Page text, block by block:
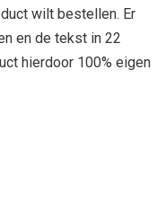
wilt bestellen. Er
en de tekst in 22
hierdoor 100% eigen